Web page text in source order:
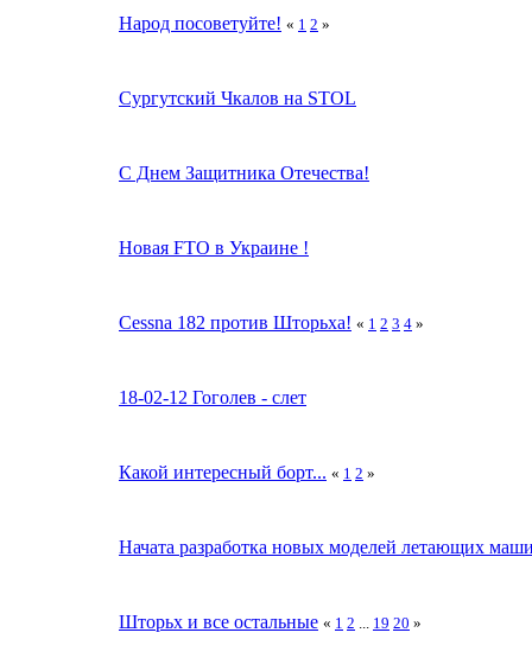
Народ посоветуйте! « 1 2 »
Сургутский Чкалов на STOL
С Днем Защитника Отечества!
Новая FTO в Украине !
Cessna 182 против Шторьха! « 1 2 3 4 »
18-02-12 Гоголев - слет
Какой интересный борт... « 1 2 »
Начата разработка новых моделей летающих
Шторьх и все остальные « 1 2 19 20 »